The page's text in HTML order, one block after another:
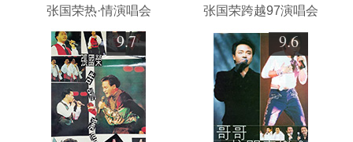
张国荣热·情演唱会 张国荣跨越97演唱会
9.7 9.6